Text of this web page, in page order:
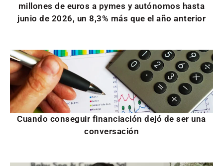
millones de euros a pymes y autónomos hasta
junio de 2026, un 8,3% más que el año anterior
Cuando conseguir financiación dejó de ser una
conversación